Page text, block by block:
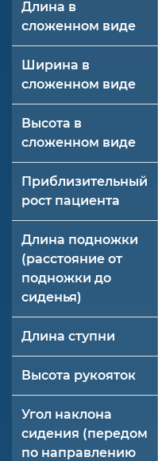
Длина в
сложенном виде
Ширина в
сложенном виде
Высота в
сложенном виде
Приблизительный
рост пациента
Длина подножки
(расстояние от
подножки до
сиденья)
Длина ступни
Высота рукояток
Угол наклона
сидения (передом
по направлению